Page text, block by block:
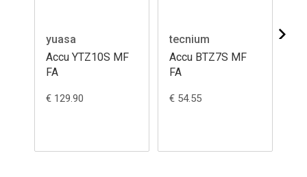
yuasa
Accu YTZ10S MF
FA
€ 129.90
tecnium
Accu BTZ7S MF
FA
€ 54.55